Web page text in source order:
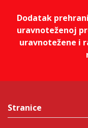
Dodatak
uravnoteženoj
uravnotežene i
Stranice